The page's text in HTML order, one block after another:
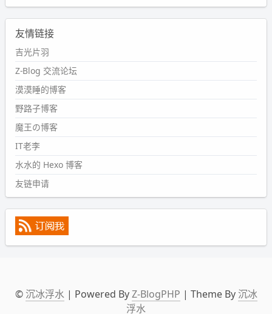
wdssmq
2024-09-11 08:45:43
#PubWord
然后天凉了，为了应对踢被子买了睡袋，不知道 1.2 米会不
会略窄。。
wdssmq
2024-09-09 19:43:00
#PubWord
表，21 年 11 月底发现 B 站上线了这部，直到前几天才看
完，还是分两次看的。。接下来有五项是 2019 年的，都是
电影 —— 略长的待办列表。。
友情链接
吉光片羽
Z-Blog 交流论坛
漠漠睡的博客
野路子博客
魔王の博客
IT老李
水水的 Hexo 博客
友链申请
© 沉冰浮水| Powered ByZ-BlogPHP | Theme By 沉冰
浮水